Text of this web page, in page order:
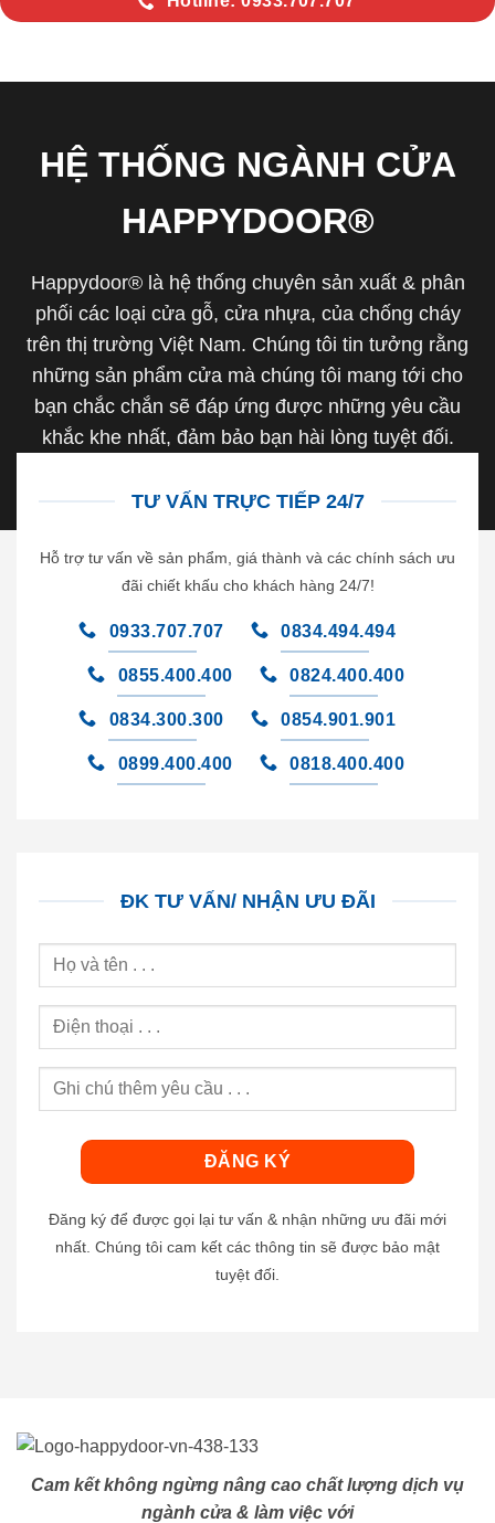
HỆ THỐNG NGÀNH CỬA
HAPPYDOOR®
Happydoor® là hệ thống chuyên sản xuất & phân
phối các loại cửa gỗ, cửa nhựa, của chống cháy
trên thị trường Việt Nam. Chúng tôi tin tưởng rằng
những sản phẩm cửa mà chúng tôi mang tới cho
bạn chắc chắn sẽ đáp ứng được những yêu cầu
khắc khe nhất, đảm bảo bạn hài lòng tuyệt đối.
TƯ VẤN TRỰC TIẾP 24/7
Hỗ trợ tư vấn về sản phẩm, giá thành và các chính sách ưu
đãi chiết khấu cho khách hàng 24/7!
0933.707.707 0834.494.494
0855.400.400 0824.400.400
0834.300.300 0854.901.901
0899.400.400 0818.400.400
ĐK TƯ VẤN/ NHẬN ƯU ĐÃI
Đăng ký để được gọi lại tư vấn & nhận những ưu đãi mới
nhất. Chúng tôi cam kết các thông tin sẽ được bảo mật
tuyệt đối.
Cam kết không ngừng nâng cao chất lượng dịch vụ
ngành cửa & làm việc với